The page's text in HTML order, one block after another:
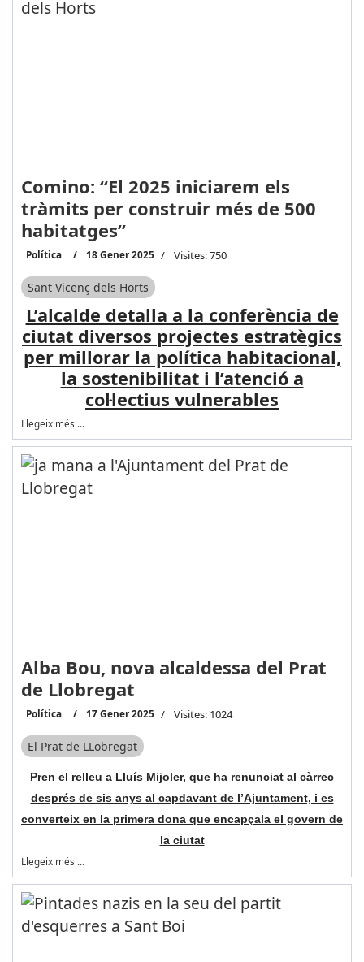
Comino: “El 2025 iniciarem els
tràmits per construir més de 500
habitatges”
Política 18 Gener 2025 Visites: 750
Sant Vicenç dels Horts
L’alcalde detalla a la conferència de
ciutat diversos projectes estratègics
per millorar la política habitacional,
la sostenibilitat i l’atenció a
col·lectius vulnerables
Llegeix més …
Alba Bou, nova alcaldessa del Prat
de Llobregat
Política 17 Gener 2025 Visites: 1024
El Prat de LLobregat
Pren el relleu a Lluís Mijoler, que ha renunciat al càrrec
després de sis anys al capdavant de l’Ajuntament, i es
converteix en la primera dona que encapçala el govern de
la ciutat
Llegeix més …